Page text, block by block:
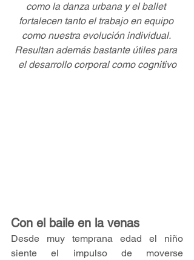
como la danza urbana y el ballet
fortalecen tanto el trabajo en equipo
como nuestra evolución individual.
Resultan además bastante útiles para
el desarrollo corporal como cognitivo
Con el baile en la venas
Desde muy temprana edad el niño
siente el impulso de moverse